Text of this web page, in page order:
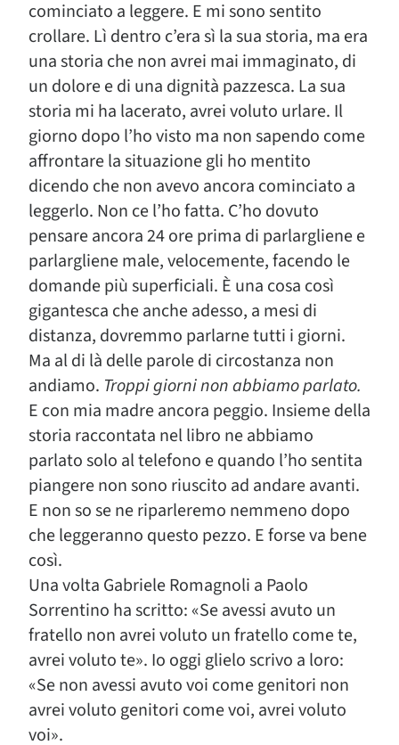
cominciato a leggere. E mi sono sentito
crollare. Lì dentro c’era sì la sua storia, ma era
una storia che non avrei mai immaginato, di
un dolore e di una dignità pazzesca. La sua
storia mi ha lacerato, avrei voluto urlare. Il
giorno dopo l’ho visto ma non sapendo come
affrontare la situazione gli ho mentito
dicendo che non avevo ancora cominciato a
leggerlo. Non ce l’ho fatta. C’ho dovuto
pensare ancora 24 ore prima di parlargliene e
parlargliene male, velocemente, facendo le
domande più superficiali. È una cosa così
gigantesca che anche adesso, a mesi di
distanza, dovremmo parlarne tutti i giorni.
Ma al di là delle parole di circostanza non
andiamo. Troppi giorni non abbiamo parlato.
E con mia madre ancora peggio. Insieme della
storia raccontata nel libro ne abbiamo
parlato solo al telefono e quando l’ho sentita
piangere non sono riuscito ad andare avanti.
E non so se ne riparleremo nemmeno dopo
che leggeranno questo pezzo. E forse va bene
così.
Una volta Gabriele Romagnoli a Paolo
Sorrentino ha scritto: «Se avessi avuto un
fratello non avrei voluto un fratello come te,
avrei voluto te». Io oggi glielo scrivo a loro:
«Se non avessi avuto voi come genitori non
avrei voluto genitori come voi, avrei voluto
voi».